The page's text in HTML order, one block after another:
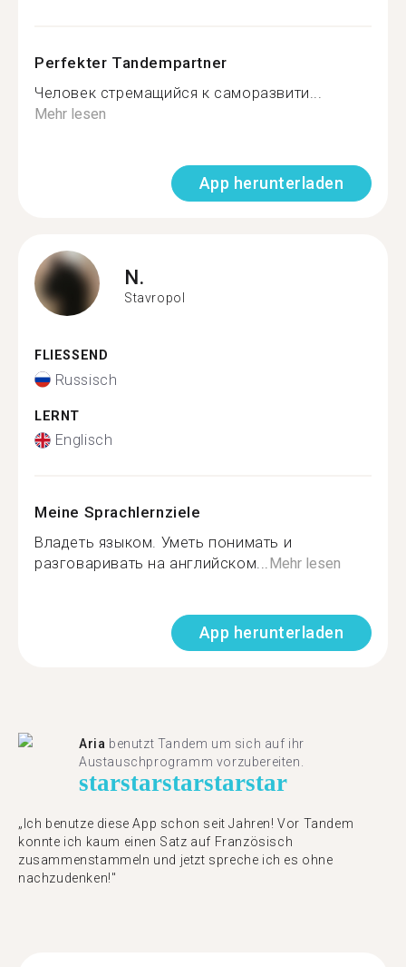
Perfekter Tandempartner
Человек стремащийся к саморазвити...
Mehr lesen
App herunterladen
N.
Stavropol
FLIESSEND
Russisch
LERNT
Englisch
Meine Sprachlernziele
Владеть языком. Уметь понимать и
разговаривать на английском...Mehr lesen
App herunterladen
Aria benutzt Tandem um sich auf ihr
Austauschprogramm vorzubereiten.
starstarstarstarstar
„Ich benutze diese App schon seit Jahren! Vor Tandem
konnte ich kaum einen Satz auf Französisch
zusammenstammeln und jetzt spreche ich es ohne
nachzudenken!"